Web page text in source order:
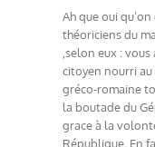
Ah que oui
théoriciens du
,selon eux :
citoyen nourri
gréco-romaine
la boutade du
grace à la
République. En